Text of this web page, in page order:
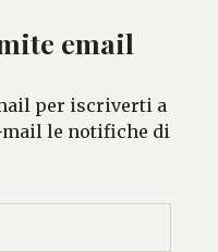
email
per iscriverti a
mail le notifiche di